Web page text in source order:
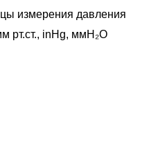
измерения давления
рт.ст., inHg, ммH₂O